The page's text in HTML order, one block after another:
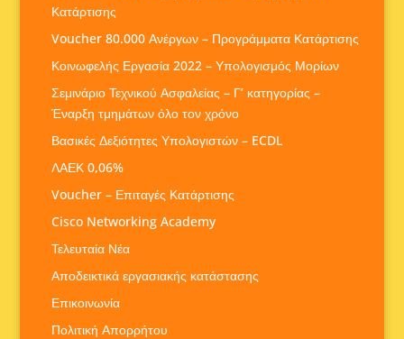
Κατάρτισης
Voucher 80.000 Ανέργων – Προγράμματα Κατάρτισης
Κοινωφελής Εργασία 2022 – Υπολογισμός Μορίων
Σεμινάριο Τεχνικού Ασφαλείας – Γ’ κατηγορίας –
Έναρξη τμημάτων όλο τον χρόνο
Βασικές Δεξιότητες Υπολογιστών – ECDL
ΛΑΕΚ 0,06%
Voucher – Επιταγές Κατάρτισης
Cisco Networking Academy
Τελευταία Νέα
Αποδεικτικά εργασιακής κατάστασης
Επικοινωνία
Πολιτική Απορρήτου